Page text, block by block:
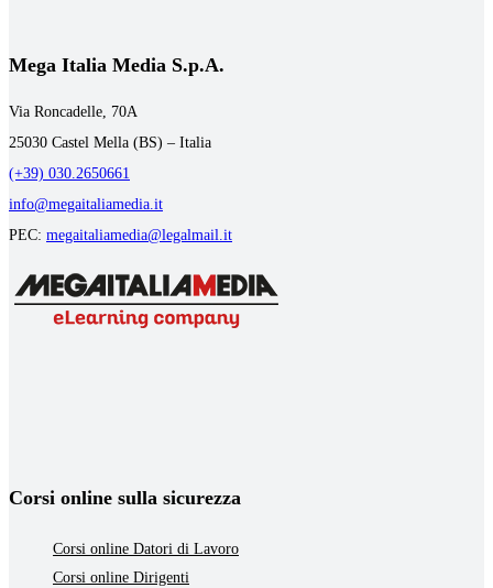
Mega Italia Media S.p.A.
Via Roncadelle, 70A
25030 Castel Mella (BS) – Italia
(+39) 030.2650661
info@megaitaliamedia.it
PEC: megaitaliamedia@legalmail.it
Corsi online sulla sicurezza
Corsi online Datori di Lavoro
Corsi online Dirigenti